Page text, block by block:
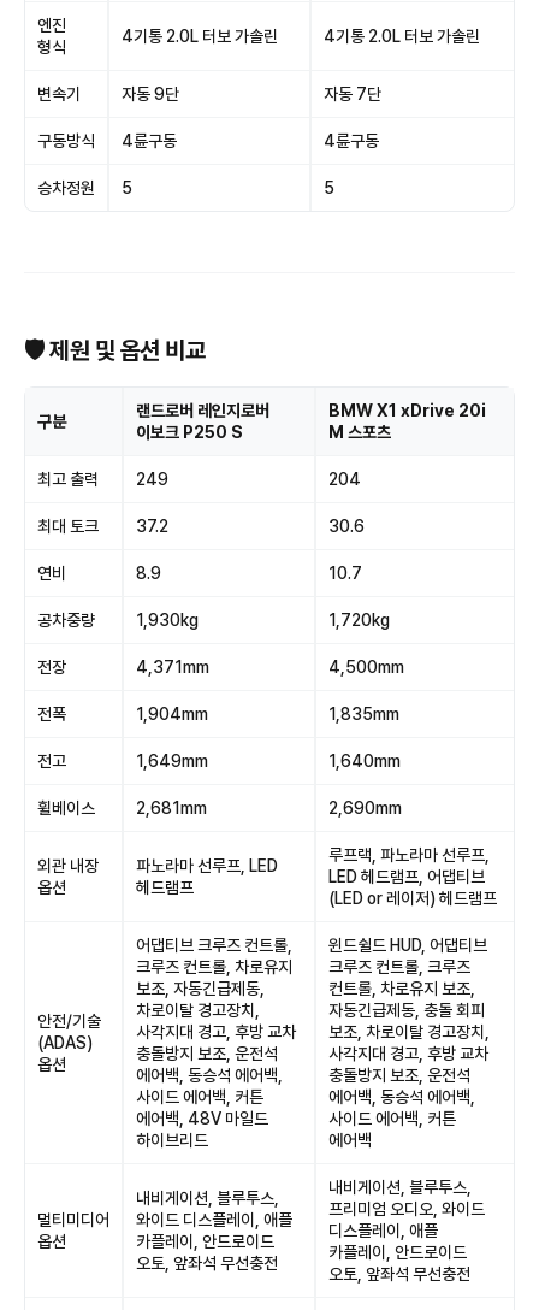
엔진
형식
4기통 2.0L 터보 가솔린 4기통 2.0L 터보 가솔린
변속기 자동 9단 자동 7단
구동방식 4륜구동 4륜구동
승차정원 5 5
🛡 제원 및 옵션 비교
구분
랜드로버 레인지로버
이보크 P250 S
BMW X1 xDrive 20i
M 스포츠
최고 출력 249 204
최대 토크 37.2 30.6
연비 8.9 10.7
공차중량 1,930kg 1,720kg
전장 4,371mm 4,500mm
전폭 1,904mm 1,835mm
전고 1,649mm 1,640mm
휠베이스 2,681mm 2,690mm
외관 내장
옵션
파노라마 선루프, LED
헤드램프
루프랙, 파노라마 선루프,
LED 헤드램프, 어댑티브
(LED or 레이저) 헤드램프
안전/기술
(ADAS)
옵션
어댑티브 크루즈 컨트롤,
크루즈 컨트롤, 차로유지
보조, 자동긴급제동,
차로이탈 경고장치,
사각지대 경고, 후방 교차
충돌방지 보조, 운전석
에어백, 동승석 에어백,
사이드 에어백, 커튼
에어백, 48V 마일드
하이브리드
윈드쉴드 HUD, 어댑티브
크루즈 컨트롤, 크루즈
컨트롤, 차로유지 보조,
자동긴급제동, 충돌 회피
보조, 차로이탈 경고장치,
사각지대 경고, 후방 교차
충돌방지 보조, 운전석
에어백, 동승석 에어백,
사이드 에어백, 커튼
에어백
멀티미디어
옵션
내비게이션, 블루투스,
와이드 디스플레이, 애플
카플레이, 안드로이드
오토, 앞좌석 무선충전
내비게이션, 블루투스,
프리미엄 오디오, 와이드
디스플레이, 애플
카플레이, 안드로이드
오토, 앞좌석 무선충전